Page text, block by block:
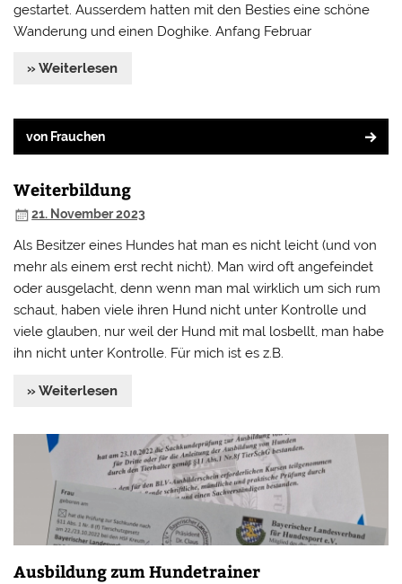
gestartet. Ausserdem hatten mit den Besties eine schöne
Wanderung und einen Doghike. Anfang Februar
» Weiterlesen
von Frauchen
Weiterbildung
21. November 2023
Als Besitzer eines Hundes hat man es nicht leicht (und von
mehr als einem erst recht nicht). Man wird oft angefeindet
oder ausgelacht, denn wenn man mal wirklich um sich rum
schaut, haben viele ihren Hund nicht unter Kontrolle und
viele glauben, nur weil der Hund mit mal losbellt, man habe
ihn nicht unter Kontrolle. Für mich ist es z.B.
» Weiterlesen
Ausbildung zum Hundetrainer